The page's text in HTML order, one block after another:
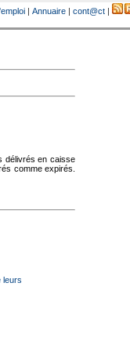
| Annuaire | cont@ct |
délivrés en caisse
comme expirés.
leurs